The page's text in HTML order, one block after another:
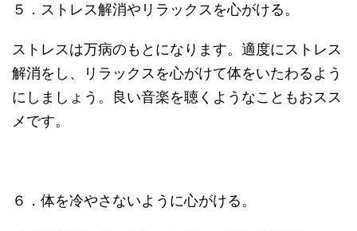
５．ストレス解消やリラックスを心がける。
ストレスは万病のもとになります。適度にストレス
解消をし、リラックスを心がけて体をいたわるよう
にしましょう。良い音楽を聴くようなこともおスス
メです。
６．体を冷やさないように心がける。